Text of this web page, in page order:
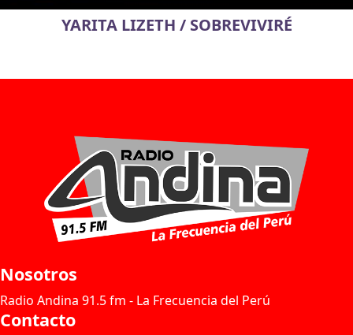
YARITA LIZETH / SOBREVIVIRÉ
Nosotros
Radio Andina 91.5 fm - La Frecuencia del Perú
Contacto